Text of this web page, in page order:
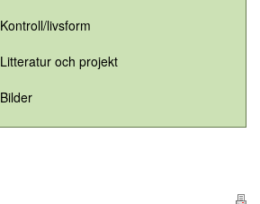
Kontroll/livsform
Litteratur och projekt
Bilder